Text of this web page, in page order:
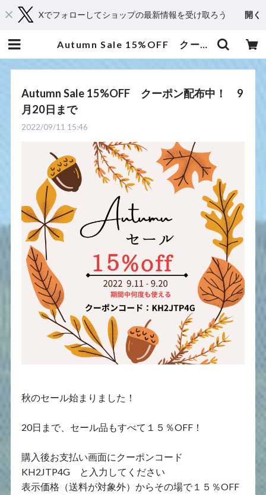
Xでフォローしてショップの最新情報を受け取ろう 開く
Autumn Sale 15%OFF クーポン配布中！ 9月20日まで | 京都からメディカルアロマとハーブであなたに癒しと笑顔をお届け・Shop 桂（kei）
Autumn Sale 15%OFF クーポン配布中！ 9
月20日まで
2022/09/11 15:46
秋のセール始まりました！
20日まで、セール品もすべて１５％OFF！
購入後お支払い画面にクーポンコード
KH2JTP4G と入力してください
表示価格（送料が対象外）からその場で１５％OFF